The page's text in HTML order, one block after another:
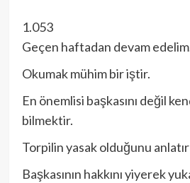
1.053
Geçen haftadan devam
Okumak mühim bir iştir.
En önemlisi başkasını değil
bilmektir.
Torpilin yasak olduğunu
Başkasının hakkını yiyerek